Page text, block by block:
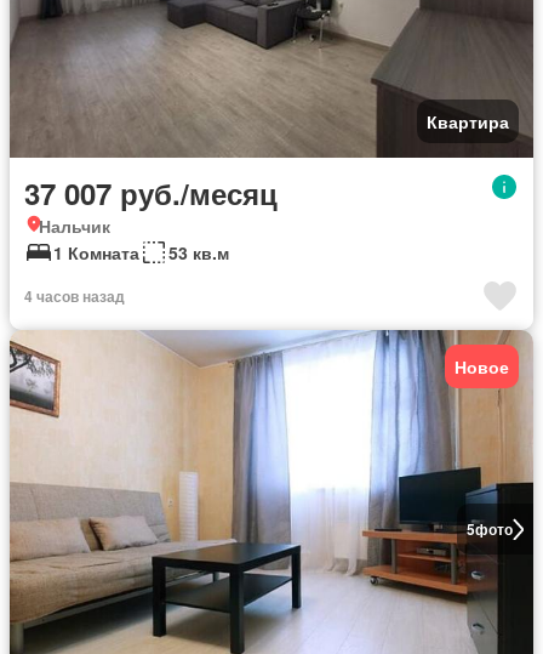
Квартира
37 007 руб./месяц
Нальчик
1 Комната
53 кв.м
4 часов назад
5фото
Новое